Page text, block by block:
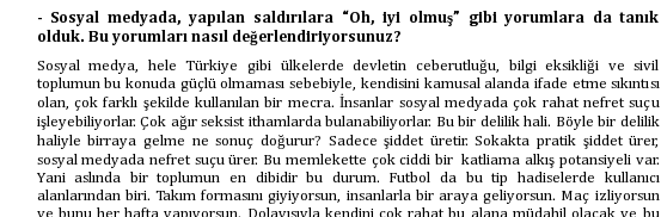
- Sosyal medyada, yapılan saldırılara “Oh, iyi olmuş” gibi yorumlara da tanık
olduk. Bu yorumları nasıl değerlendiriyorsunuz?
Sosyal medya, hele Türkiye gibi ülkelerde devletin ceberutluğu, bilgi eksikliği ve sivil
toplumun bu konuda güçlü olmaması sebebiyle, kendisini kamusal alanda ifade etme sıkıntısı
olan, çok farklı şekilde kullanılan bir mecra. İnsanlar sosyal medyada çok rahat nefret suçu
işleyebiliyorlar. Çok ağır seksist ithamlarda bulanabiliyorlar. Bu bir delilik hali. Böyle bir delilik
haliyle birraya gelme ne sonuç doğurur? Sadece şiddet üretir. Sokakta pratik şiddet ürer,
sosyal medyada nefret suçu ürer. Bu memlekette çok ciddi bir katliama alkış potansiyeli var.
Yani aslında bir toplumun en dibidir bu durum. Futbol da bu tip hadiselerde kullanıcı
alanlarından biri. Takım formasını giyiyorsun, insanlarla bir araya geliyorsun. Maç izliyorsun